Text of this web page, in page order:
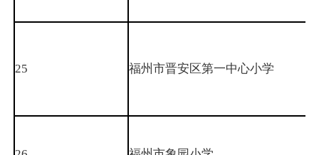
25 福州市晋安区第一中心小学